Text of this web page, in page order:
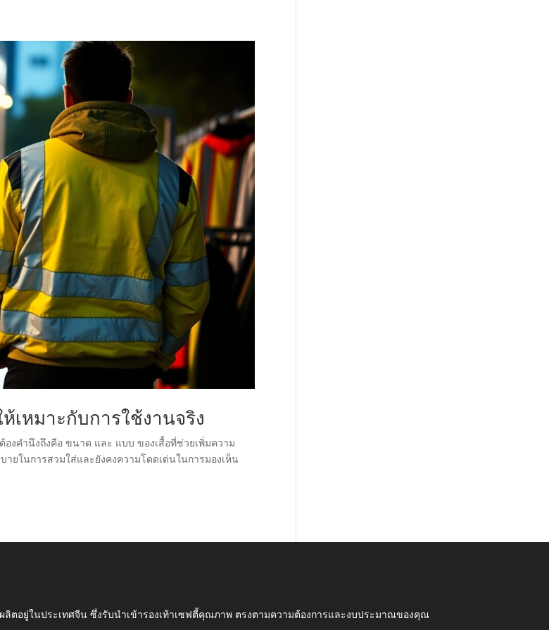
เหมาะกับการใช้งานจริง
องคำนึงถึงคือ ขนาด และ แบบ ของเสื้อที่ช่วยเพิ่มความ
ยในการสวมใส่และยังคงความโดดเด่นในการมองเห็น
ลิตอยู่ในประเทศจีน ซึ่งรับนำเข้ารองเท้าเซฟตี้คุณภาพ ตรงตามความต้องการและงบประมาณของคุณ